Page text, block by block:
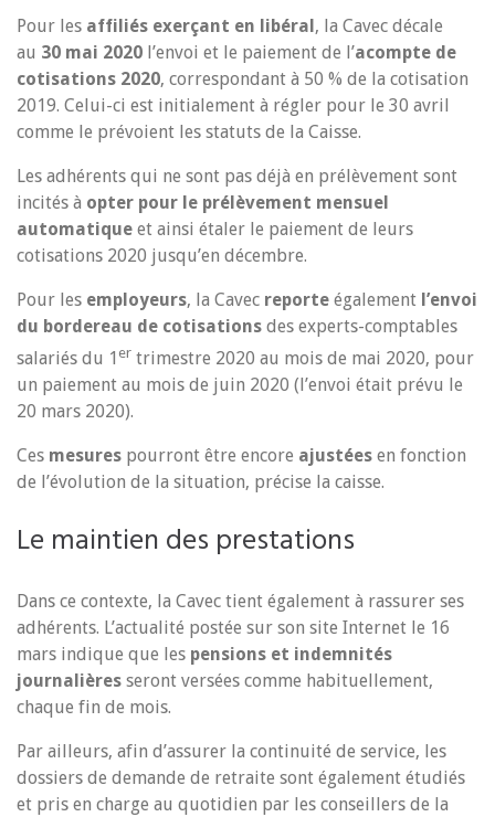
Pour les affiliés exerçant en libéral, la Cavec décale
au 30 mai 2020 l’envoi et le paiement de l’acompte de
cotisations 2020, correspondant à 50 % de la cotisation
2019. Celui-ci est initialement à régler pour le 30 avril
comme le prévoient les statuts de la Caisse.
Les adhérents qui ne sont pas déjà en prélèvement sont
incités à opter pour le prélèvement mensuel
automatique et ainsi étaler le paiement de leurs
cotisations 2020 jusqu’en décembre.
Pour les employeurs, la Cavec reporte également l’envoi
du bordereau de cotisations des experts-comptables
salariés du 1 er trimestre 2020 au mois de mai 2020, pour
un paiement au mois de juin 2020 (l’envoi était prévu le
20 mars 2020).
Ces mesures pourront être encore ajustées en fonction
de l’évolution de la situation, précise la caisse.
Le maintien des prestations
Dans ce contexte, la Cavec tient également à rassurer ses
adhérents. L’actualité postée sur son site Internet le 16
mars indique que les pensions et indemnités
journalières seront versées comme habituellement,
chaque fin de mois.
Par ailleurs, afin d’assurer la continuité de service, les
dossiers de demande de retraite sont également étudiés
et pris en charge au quotidien par les conseillers de la